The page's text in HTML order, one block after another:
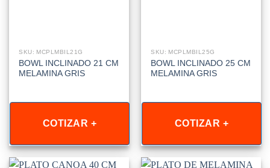
SKU: MCPLMBIL21G
BOWL INCLINADO 21 CM
MELAMINA GRIS
COTIZAR +
SKU: MCPLMBIL25G
BOWL INCLINADO 25 CM
MELAMINA GRIS
COTIZAR +